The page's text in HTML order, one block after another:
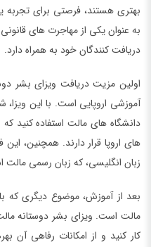
بهتری هستند، فرصتی برای
به عنوان یکی از مهاجرت های
دریافت کنندگان خود به همراه دارد.
اولین مزیت دریافت ویزای بشر
آموزشی اروپایی است. با این ویزا،
دانشگاه های مالت استفاده کنید
های اروپا قرار دارند. همچنین،
زبان انگلیسی، که زبان رسمی مالت
بعد از آموزش، موضوع دیگری که
مالت است. ویزای بشر دوستانه
کار کنید و از امکانات رفاهی آن